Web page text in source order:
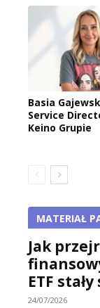
Basia
Service
Keino Grupie
MATERIAŁ
Jak
ETF
24/07/2026